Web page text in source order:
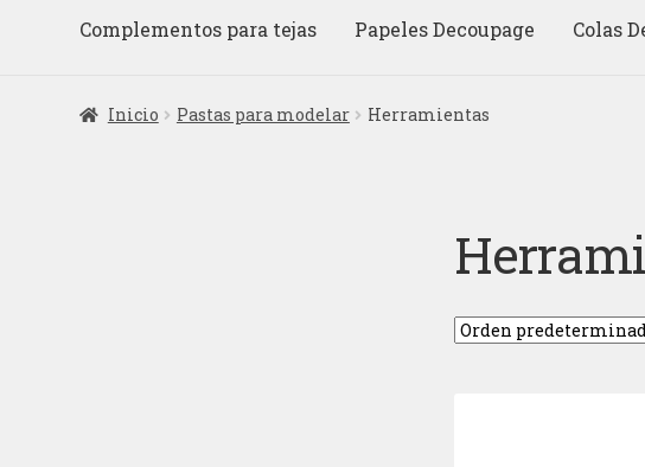
Complementos para tejas Papeles Decoupage Colas
Inicio Pastas para modelar Herramientas